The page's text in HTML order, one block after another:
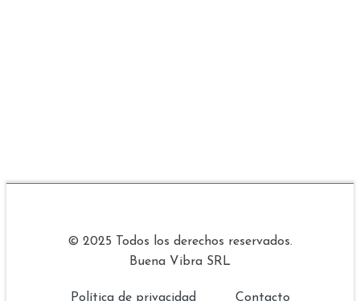
© 2025 Todos los derechos reservados.
Buena Vibra SRL
Política de privacidad Contacto